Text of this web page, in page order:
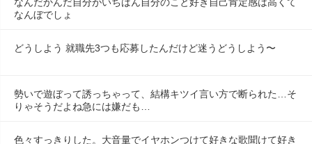
なんぼでしょ
どうしよう 就職先3つも応募したんだけど迷うどうしよう〜
勢いで遊ぼって誘っちゃって、結構キツイ言い方で断られた…そ
りゃそうだよね急には嫌だも…
色々すっきりした。大音量でイヤホンつけて好きな歌聞けて好き